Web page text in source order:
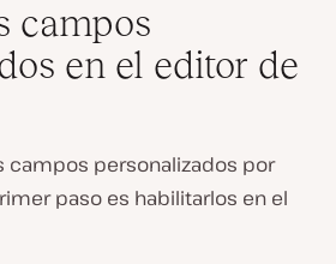
campos
en el editor de
campos personalizados por
paso es habilitarlos en el